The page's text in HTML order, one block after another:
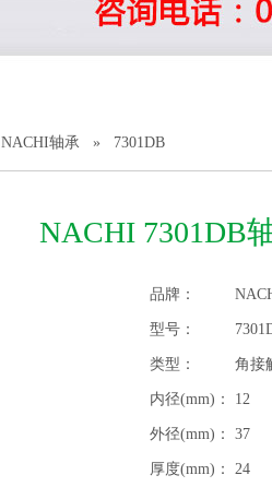
NACHI轴承 » 7301DB
NACHI 7301DB
品牌：
型号：
类型： 角接
内径(mm)： 12
外径(mm)： 37
厚度(mm)： 24